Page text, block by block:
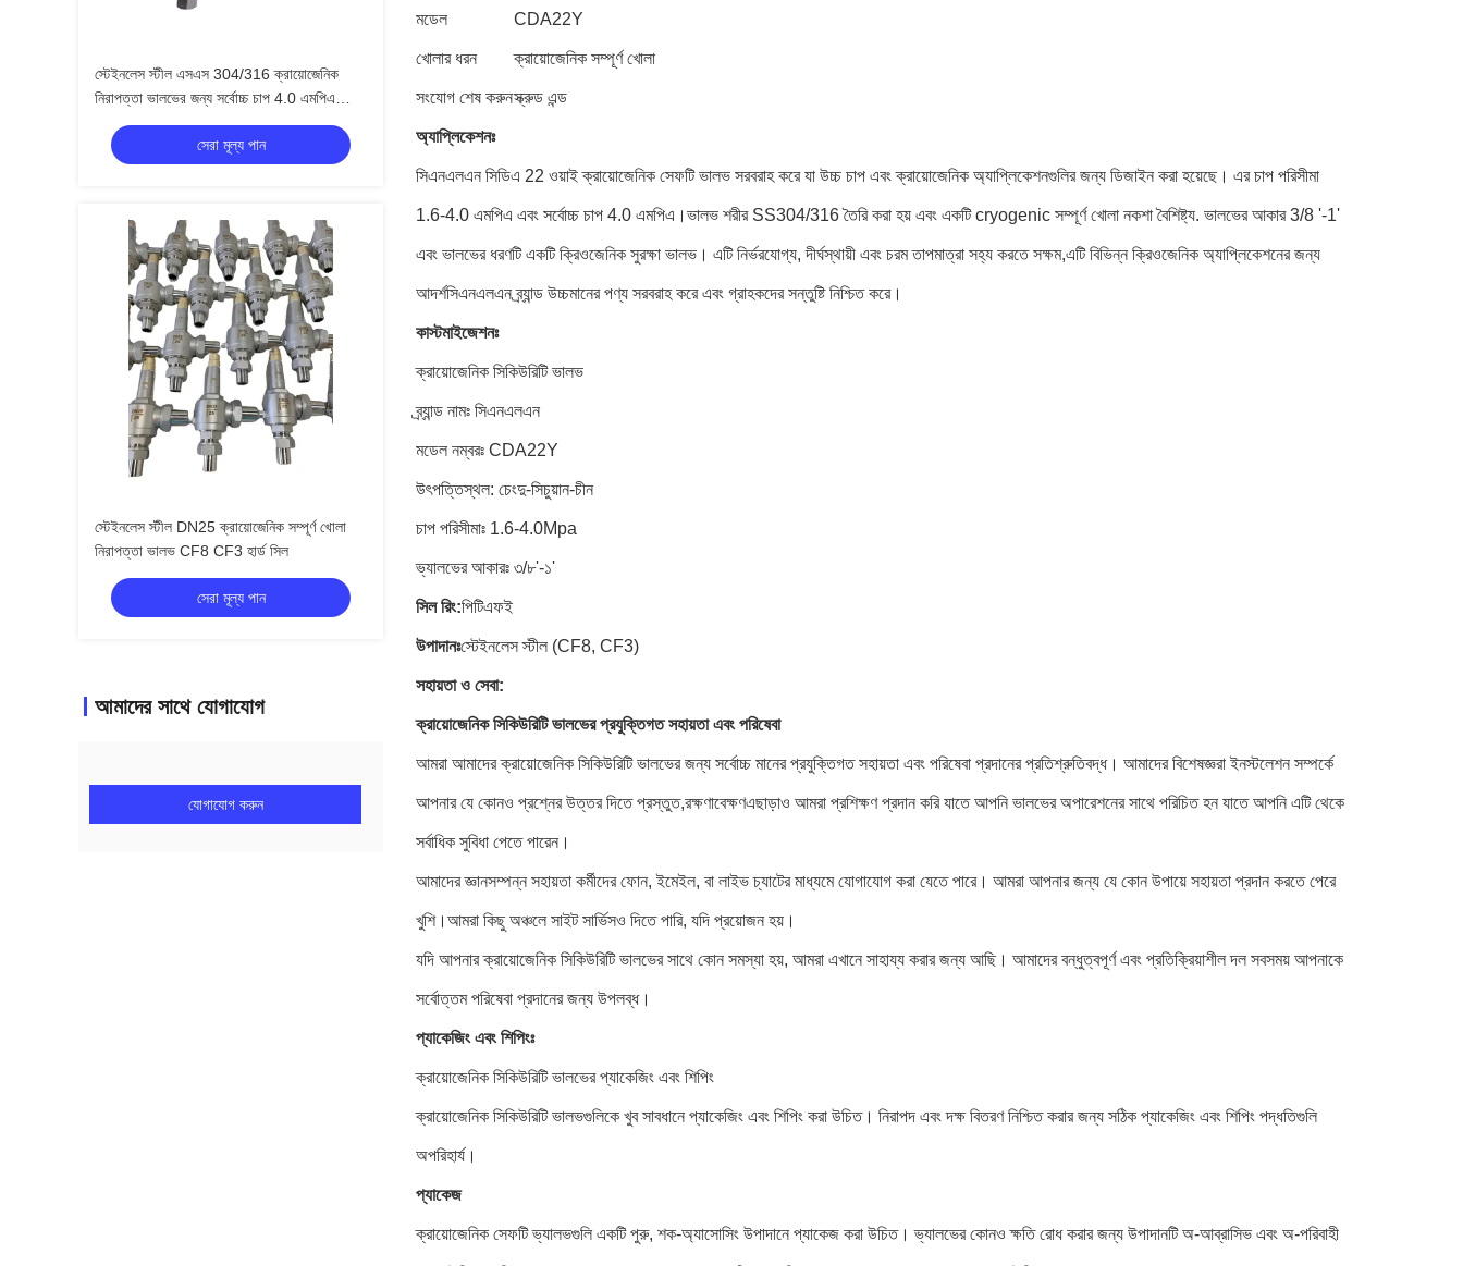
স্টেইনলেস স্টীল এসএস 304/316 ক্রায়োজেনিক
নিরাপত্তা ভালভের জন্য সর্বোচ্চ চাপ 4.0 এমপিএ
-196 °C থেকে +120 °C তাপমাত্রা পরিসীমা
সেরা মূল্য পান
স্টেইনলেস স্টীল DN25 ক্রায়োজেনিক সম্পূর্ণ খোলা
নিরাপত্তা ভালভ CF8 CF3 হার্ড সিল
সেরা মূল্য পান
আমাদের সাথে যোগাযোগ
যোগাযোগ করুন
মডেল CDA22Y
খোলার ধরন ক্রায়োজেনিক সম্পূর্ণ খোলা
সংযোগ শেষ করুনস্ক্রুড এন্ড
অ্যাপ্লিকেশনঃ
সিএনএলএন সিডিএ 22 ওয়াই ক্রায়োজেনিক সেফটি ভালভ সরবরাহ করে যা উচ্চ চাপ এবং ক্রায়োজেনিক অ্যাপ্লিকেশনগুলির জন্য ডিজাইন করা হয়েছে। এর চাপ পরিসীমা
1.6-4.0 এমপিএ এবং সর্বোচ্চ চাপ 4.0 এমপিএ।ভালভ শরীর SS304/316 তৈরি করা হয় এবং একটি cryogenic সম্পূর্ণ খোলা নকশা বৈশিষ্ট্য. ভালভের আকার 3/8 '-1'
এবং ভালভের ধরণটি একটি ক্রিওজেনিক সুরক্ষা ভালভ। এটি নির্ভরযোগ্য, দীর্ঘস্থায়ী এবং চরম তাপমাত্রা সহ্য করতে সক্ষম,এটি বিভিন্ন ক্রিওজেনিক অ্যাপ্লিকেশনের জন্য
আদর্শসিএনএলএন ব্র্যান্ড উচ্চমানের পণ্য সরবরাহ করে এবং গ্রাহকদের সন্তুষ্টি নিশ্চিত করে।
কাস্টমাইজেশনঃ
ক্রায়োজেনিক সিকিউরিটি ভালভ
ব্র্যান্ড নামঃ সিএনএলএন
মডেল নম্বরঃ CDA22Y
উৎপত্তিস্থল: চেংদু-সিচুয়ান-চীন
চাপ পরিসীমাঃ 1.6-4.0Mpa
ভ্যালভের আকারঃ ৩/৮'-১'
সিল রিং:পিটিএফই
উপাদানঃস্টেইনলেস স্টীল (CF8, CF3)
সহায়তা ও সেবা:
ক্রায়োজেনিক সিকিউরিটি ভালভের প্রযুক্তিগত সহায়তা এবং পরিষেবা
আমরা আমাদের ক্রায়োজেনিক সিকিউরিটি ভালভের জন্য সর্বোচ্চ মানের প্রযুক্তিগত সহায়তা এবং পরিষেবা প্রদানের প্রতিশ্রুতিবদ্ধ। আমাদের বিশেষজ্ঞরা ইনস্টলেশন সম্পর্কে
আপনার যে কোনও প্রশ্নের উত্তর দিতে প্রস্তুত,রক্ষণাবেক্ষণএছাড়াও আমরা প্রশিক্ষণ প্রদান করি যাতে আপনি ভালভের অপারেশনের সাথে পরিচিত হন যাতে আপনি এটি থেকে
সর্বাধিক সুবিধা পেতে পারেন।
আমাদের জ্ঞানসম্পন্ন সহায়তা কর্মীদের ফোন, ইমেইল, বা লাইভ চ্যাটের মাধ্যমে যোগাযোগ করা যেতে পারে। আমরা আপনার জন্য যে কোন উপায়ে সহায়তা প্রদান করতে পেরে
খুশি।আমরা কিছু অঞ্চলে সাইট সার্ভিসও দিতে পারি, যদি প্রয়োজন হয়।
যদি আপনার ক্রায়োজেনিক সিকিউরিটি ভালভের সাথে কোন সমস্যা হয়, আমরা এখানে সাহায্য করার জন্য আছি। আমাদের বন্ধুত্বপূর্ণ এবং প্রতিক্রিয়াশীল দল সবসময় আপনাকে
সর্বোত্তম পরিষেবা প্রদানের জন্য উপলব্ধ।
প্যাকেজিং এবং শিপিংঃ
ক্রায়োজেনিক সিকিউরিটি ভালভের প্যাকেজিং এবং শিপিং
ক্রায়োজেনিক সিকিউরিটি ভালভগুলিকে খুব সাবধানে প্যাকেজিং এবং শিপিং করা উচিত। নিরাপদ এবং দক্ষ বিতরণ নিশ্চিত করার জন্য সঠিক প্যাকেজিং এবং শিপিং পদ্ধতিগুলি
অপরিহার্য।
প্যাকেজ
ক্রায়োজেনিক সেফটি ভ্যালভগুলি একটি পুরু, শক-অ্যাসোসিং উপাদানে প্যাকেজ করা উচিত। ভ্যালভের কোনও ক্ষতি রোধ করার জন্য উপাদানটি অ-আব্রাসিভ এবং অ-পরিবাহী